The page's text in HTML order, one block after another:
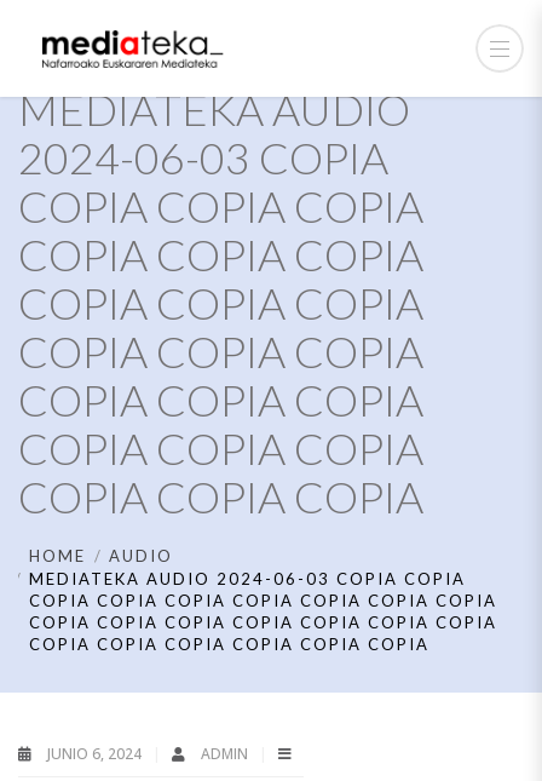
MEDIATEKA AUDIO
2024-06-03 COPIA
COPIA COPIA COPIA
COPIA COPIA COPIA
COPIA COPIA COPIA
COPIA COPIA COPIA
COPIA COPIA COPIA
COPIA COPIA COPIA
COPIA COPIA COPIA
HOME
AUDIO
MEDIATEKA AUDIO 2024-06-03 COPIA COPIA
COPIA COPIA COPIA COPIA COPIA COPIA COPIA
COPIA COPIA COPIA COPIA COPIA COPIA COPIA
COPIA COPIA COPIA COPIA COPIA COPIA
JUNIO 6, 2024 ADMIN